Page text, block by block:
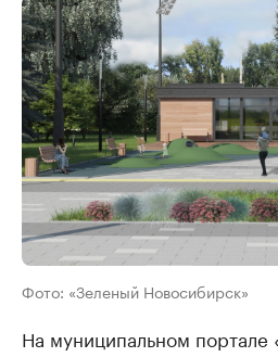
Фото: «Зеленый Новосибирск»
На муниципальном портале